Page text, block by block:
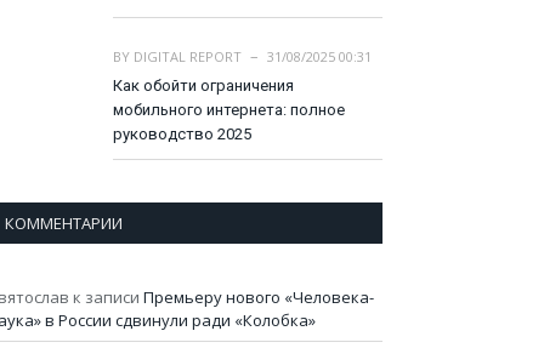
BY DIGITAL REPORT
31/08/2025 00:31
Как обойти ограничения
мобильного интернета: полное
руководство 2025
КОММЕНТАРИИ
к записи Премьеру нового «Человека-
в России сдвинули ради «Колобка»